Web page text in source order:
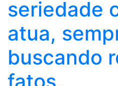
seriedade
atua,
buscando